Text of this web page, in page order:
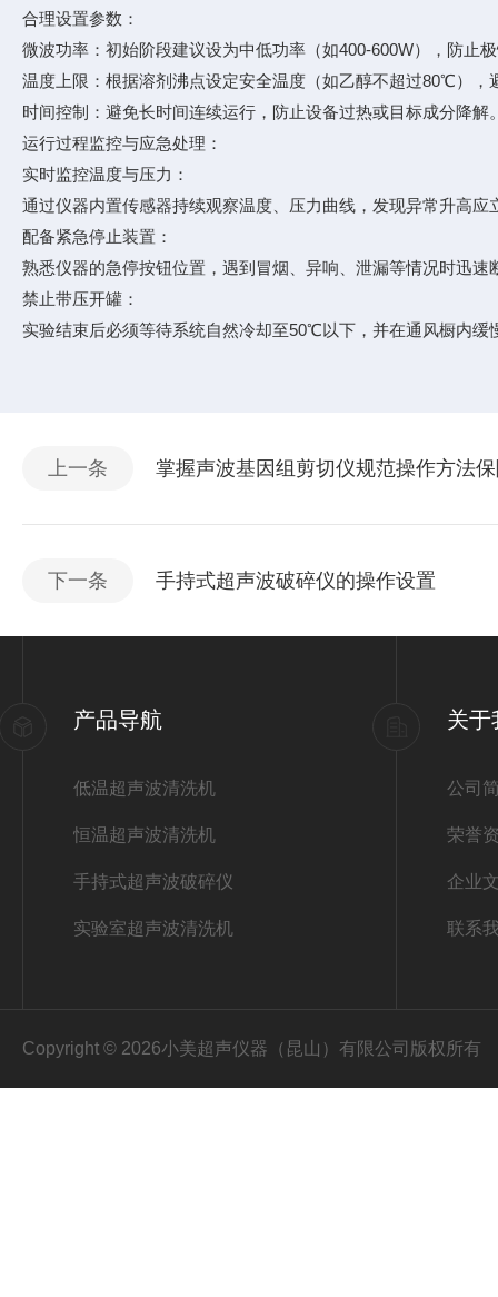
‌合理设置参数‌：
微波功率‌：初始阶段建议设为中低功率（如400-600W），防止
温度上限‌：根据溶剂沸点设定安全温度（如乙醇不超过80℃），
时间控制‌：避免长时间连续运行，防止设备过热或目标成分降解
运行过程监控与应急处理‌：
‌实时监控温度与压力‌：
通过仪器内置传感器‌持续观察温度、压力曲线‌，发现异常升高应
‌配备紧急停止装置‌：
熟悉仪器的‌急停按钮位置‌，遇到冒烟、异响、泄漏等情况时迅速
‌禁止带压开罐‌：
实验结束后必须等待系统自然冷却至‌50℃以下‌，并在通风橱内缓
上一条 掌握声波基因组剪切仪规范操作方法
下一条 手持式超声波破碎仪的操作设置
产品导航
低温超声波清洗机
恒温超声波清洗机
手持式超声波破碎仪
实验室超声波清洗机
关于
公司
荣誉
企业
联系
Copyright © 2026小美超声仪器（昆山）有限公司版权所有